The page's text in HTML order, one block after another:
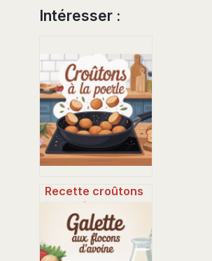
Intéresser :
Recette croûtons
à la poêle : la
méthode simple,
rapide et
croustillante